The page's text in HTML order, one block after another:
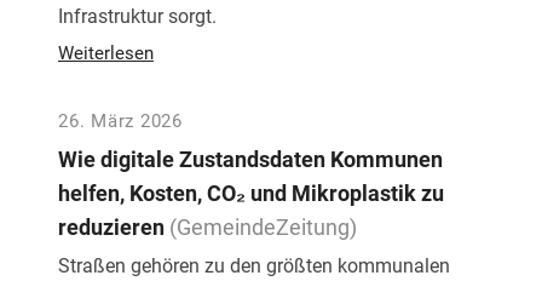
Infrastruktur sorgt.
Weiterlesen
26. März 2026
Wie digitale Zustandsdaten Kommunen
helfen, Kosten, CO₂ und Mikroplastik zu
reduzieren (GemeindeZeitung)
Straßen gehören zu den größten kommunalen